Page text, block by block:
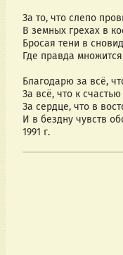
За то, что слепо
В земных грехах в
Бросая тени в
Где правда
Благодарю за всё,
За всё, что к
За сердце, что в
И в бездну чувств
1991 г.